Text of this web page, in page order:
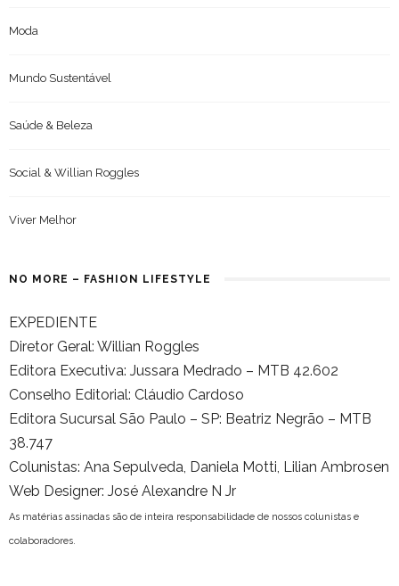
Moda
Mundo Sustentável
Saúde & Beleza
Social & Willian Roggles
Viver Melhor
NO MORE – FASHION LIFESTYLE
EXPEDIENTE
Diretor Geral: Willian Roggles
Editora Executiva: Jussara Medrado – MTB 42.602
Conselho Editorial: Cláudio Cardoso
Editora Sucursal São Paulo – SP: Beatriz Negrão – MTB
38.747
Colunistas: Ana Sepulveda, Daniela Motti, Lilian Ambrosen
Web Designer: José Alexandre N Jr
As matérias assinadas são de inteira responsabilidade de nossos colunistas e
colaboradores.